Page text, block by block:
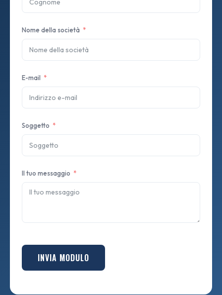
Nome della società
E-mail
Soggetto
Il tuo messaggio
INVIA MODULO